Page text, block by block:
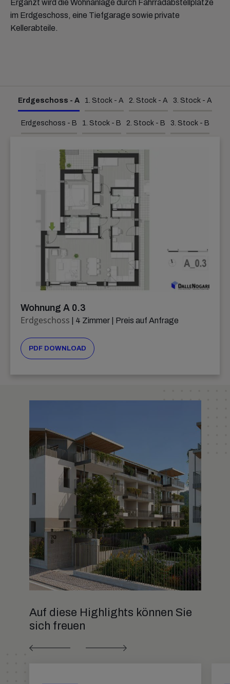
Ergänzt wird die Wohnanlage durch Fahrradabstellplätze
im Erdgeschoss, eine Tiefgarage sowie private
Kellerabteile.
Erdgeschoss - A
Wohnung A 0.3
Erdgeschoss | 4 Zimmer | Preis auf Anfrage
PDF DOWNLOAD
1. Stock - A 2. Stock - A 3. Stock - A
Erdgeschoss - B 1. Stock - B 2. Stock - B 3. Stock - B
Auf diese Highlights können Sie
sich freuen